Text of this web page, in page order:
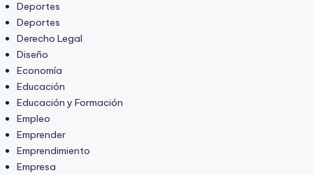
Deportes
Deportes
Derecho Legal
Diseño
Economía
Educación
Educación y Formación
Empleo
Emprender
Emprendimiento
Empresa